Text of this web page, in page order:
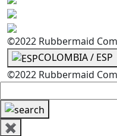
©2022 Rubbermaid
COLOMBIA / ESP
©2022 Rubbermaid
✖